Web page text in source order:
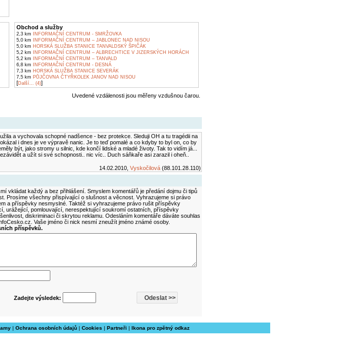
Obchod a služby
2,3 km INFORMAČNÍ CENTRUM - SMRŽOVKA
5,0 km INFORMAČNÍ CENTRUM – JABLONEC NAD NISOU
5,0 km HORSKÁ SLUŽBA STANICE TANVALDSKÝ ŠPIČÁK
5,2 km INFORMAČNÍ CENTRUM – ALBRECHTICE V JIZERSKÝCH HORÁCH
5,2 km INFORMAČNÍ CENTRUM – TANVALD
6,8 km INFORMAČNÍ CENTRUM - DESNÁ
7,3 km HORSKÁ SLUŽBA STANICE SEVERÁK
7,5 km PŮJČOVNA ČTYŘKOLEK JANOV NAD NISOU
[Další... (4)]
Uvedené vzdálenosti jsou měřeny vzdušnou čarou.
a vychovala schopné nadšence - bez protekce. Sleduji OH a tu tragédii na
i dnes je ve výpravě nanic. Je to teď pomalé a co kdyby to byl on, co by
být, jako stromy u silnic, kde končí lidské a mladé životy. Tak to vidím já...
a užít si své schopnosti.. nic víc.. Duch sáňkaře asi zarazil i oheň..
14.02.2010, Vyskočilová(88.101.28.110)
vkládat každý a bez přihlášení. Smyslem komentářů je předání dojmu či tipů
Prosíme všechny přispívající o slušnost a věcnost. Vyhrazujeme si právo
a příspěvky nesmyslné. Taktéž si vyhrazujeme právo rušit příspěvky
urážející, pomlouvající, nerespektující soukromí ostatních, příspěvky
diskriminaci či skrytou reklamu. Odesláním komentáře dáváte souhlas
Vaše jméno či nick nesmí zneužít jméno známé osoby.
příspěvků.
Zadejte výsledek:
| Ochrana osobních údajů | Cookies | Partneři | Ikona pro zpětný odkaz